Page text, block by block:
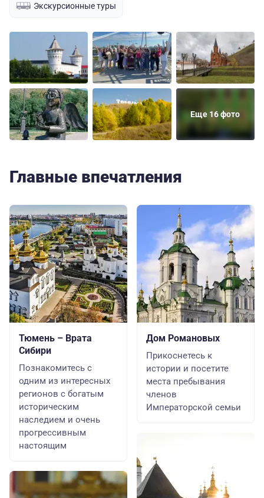
Экскурсионные туры
Еще 16 фото
Главные впечатления
Тюмень – Врата
Сибири
Познакомитесь с
одним из интересных
регионов с богатым
историческим
наследием и очень
прогрессивным
настоящим
Дом Романовых
Прикоснетесь к
истории и посетите
места пребывания
членов
Императорской семьи